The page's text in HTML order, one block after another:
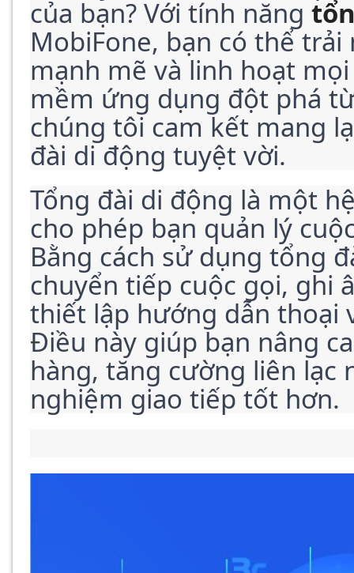
của bạn? Với tính năng
MobiFone, bạn có thể
mạnh mẽ và linh hoạt
mềm ứng dụng đột phá
chúng tôi cam kết mang
đài di động tuyệt vời.
Tổng đài di động là một
cho phép bạn quản lý
Bằng cách sử dụng tổng
chuyển tiếp cuộc gọi, ghi
thiết lập hướng dẫn thoại
Điều này giúp bạn nâng
hàng, tăng cường liên lạc
nghiệm giao tiếp tốt hơn.